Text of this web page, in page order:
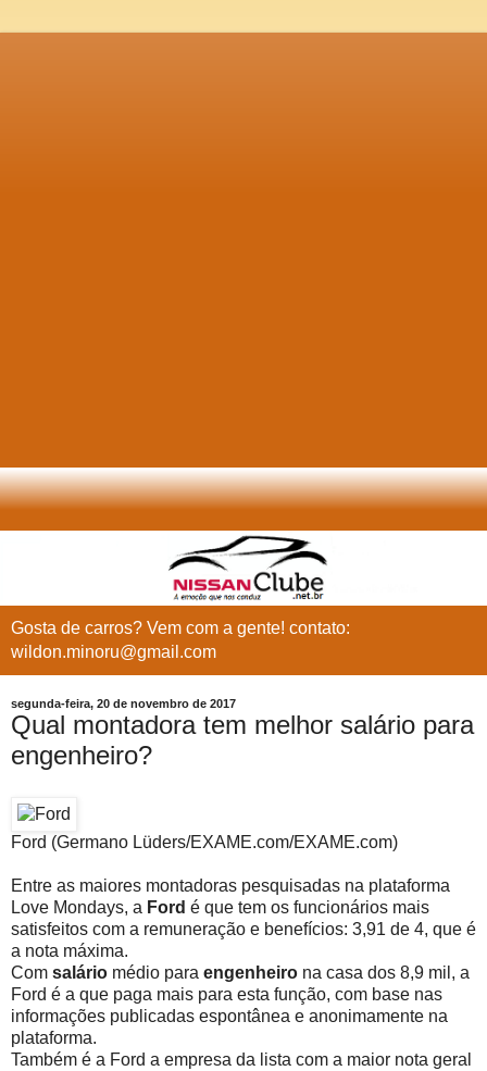
Gosta de carros? Vem com a gente! contato:
wildon.minoru@gmail.com
segunda-feira, 20 de novembro de 2017
Qual montadora tem melhor salário para
engenheiro?
Ford (Germano Lüders/EXAME.com/EXAME.com)
Entre as maiores montadoras pesquisadas na plataforma
Love Mondays, a Ford é que tem os funcionários mais
satisfeitos com a remuneração e benefícios: 3,91 de 4, que é
a nota máxima.
Com salário médio para engenheiro na casa dos 8,9 mil, a
Ford é a que paga mais para esta função, com base nas
informações publicadas espontânea e anonimamente na
plataforma.
Também é a Ford a empresa da lista com a maior nota geral